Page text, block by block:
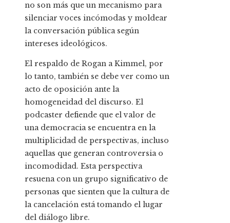
no son más que un mecanismo para
silenciar voces incómodas y moldear
la conversación pública según
intereses ideológicos.
El respaldo de Rogan a Kimmel, por
lo tanto, también se debe ver como un
acto de oposición ante la
homogeneidad del discurso. El
podcaster defiende que el valor de
una democracia se encuentra en la
multiplicidad de perspectivas, incluso
aquellas que generan controversia o
incomodidad. Esta perspectiva
resuena con un grupo significativo de
personas que sienten que la cultura de
la cancelación está tomando el lugar
del diálogo libre.